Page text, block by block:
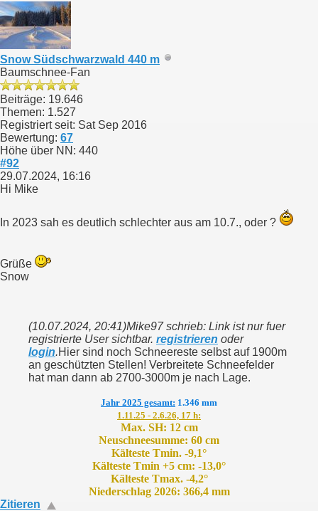
Snow Südschwarzwald 440 m
Baumschnee-Fan
Beiträge: 19.646
Themen: 1.527
Registriert seit: Sat Sep 2016
Bewertung: 67
Höhe über NN: 440
#92
29.07.2024, 16:16
Hi Mike
In 2023 sah es deutlich schlechter aus am 10.7., oder ?
Grüße
Snow
(10.07.2024, 20:41)Mike97 schrieb: Link ist nur fuer
registrierte User sichtbar. registrieren oder
login.Hier sind noch Schneereste selbst auf 1900m
an geschützten Stellen! Verbreitete Schneefelder
hat man dann ab 2700-3000m je nach Lage.
Jahr 2025 gesamt: 1.346 mm
1.11.25 - 2.6.26, 17 h:
Max. SH: 12 cm
Neuschneesumme: 60 cm
Kälteste Tmin. -9,1°
Kälteste Tmin +5 cm: -13,0°
Kälteste Tmax. -4,2°
Niederschlag 2026: 366,4 mm
Zitieren